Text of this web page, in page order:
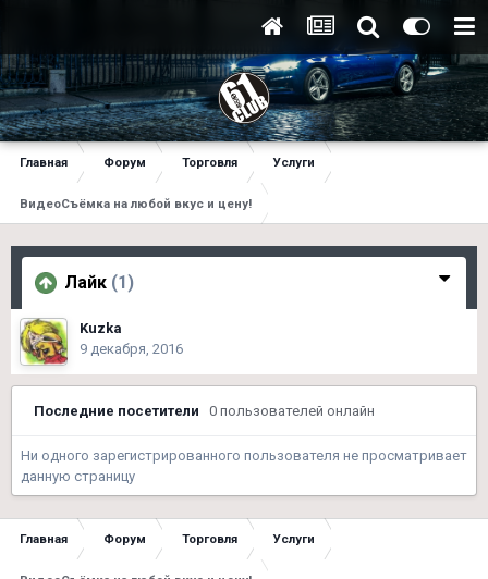
Главная Форум Торговля Услуги
ВидеоСъёмка на любой вкус и цену!
Лайк (1)
Kuzka
9 декабря, 2016
Последние посетители 0 пользователей онлайн
Ни одного зарегистрированного пользователя не просматривает
данную страницу
Главная Форум Торговля Услуги